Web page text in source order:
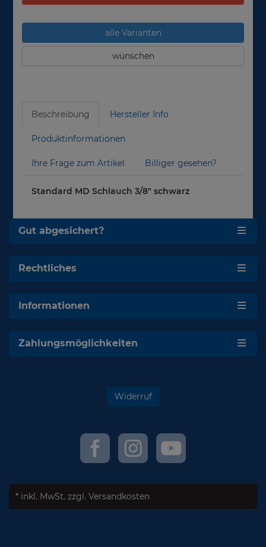
alle Varianten
wünschen
Beschreibung Hersteller Info
Produktinformationen
Ihre Frage zum Artikel Billiger gesehen?
Standard MD Schlauch 3/8" schwarz
Gut abgesichert?
Rechtliches
Informationen
Zahlungsmöglichkeiten
Widerruf
* inkl. MwSt. zzgl. Versandkosten